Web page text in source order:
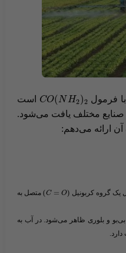
CO(NH2)2
​ است
مختلف یافت می‌شود.
آن ارائه می‌دهم:
یک گروه کربونیل (​ C = O
​) متصل به
و بلوری ظاهر می‌شود. در آب به